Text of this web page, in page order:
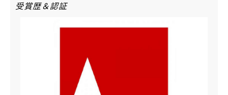
受賞歴＆認証